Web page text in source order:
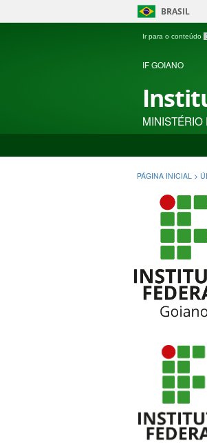
BRASIL
Ir para o conteúdo
IF GOIANO
MINISTÉRIO
PÁGINA INICIAL >